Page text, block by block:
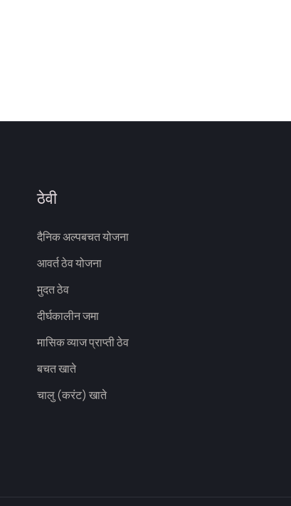
ठेवी
दैनिक अल्पबचत योजना
आवर्त ठेव योजना
मुदत ठेव
दीर्घकालीन जमा
मासिक व्याज प्राप्ती ठेव
बचत खाते
चालु (करंट) खाते